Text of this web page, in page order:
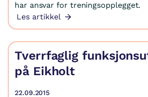
har ansvar for treningsopplegget.
Les artikkel
Tverrfaglig
på Eikholt
22.09.2015